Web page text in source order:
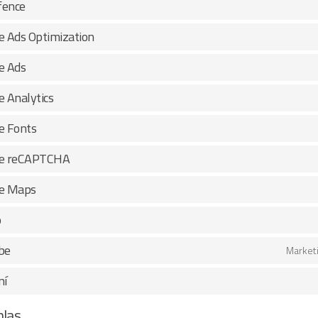
Ads Optimization
Ads
Analytics
Fonts
reCAPTCHA
Maps